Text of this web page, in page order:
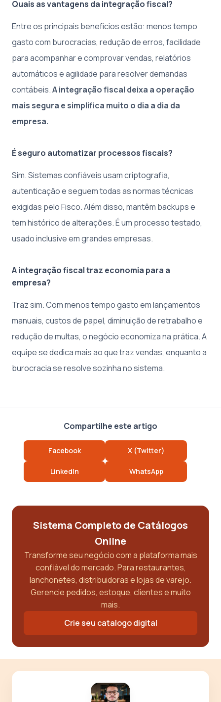
Quais as vantagens da integração fiscal?
Entre os principais benefícios estão: menos tempo
gasto com burocracias, redução de erros, facilidade
para acompanhar e comprovar vendas, relatórios
automáticos e agilidade para resolver demandas
contábeis.A integração fiscal deixa a operação
mais segura e simplifica muito o dia a dia da
empresa.
É seguro automatizar processos fiscais?
Sim. Sistemas confiáveis usam criptografia,
autenticação e seguem todas as normas técnicas
exigidas pelo Fisco. Além disso, mantêm backups e
tem histórico de alterações. É um processo testado,
usado inclusive em grandes empresas.
A integração fiscal traz economia para a
empresa?
Traz sim. Com menos tempo gasto em lançamentos
manuais, custos de papel, diminuição de retrabalho e
redução de multas, o negócio economiza na prática. A
equipe se dedica mais ao que traz vendas, enquanto a
burocracia se resolve sozinha no sistema.
Compartilhe este artigo
Facebook X (Twitter)
LinkedIn WhatsApp
Sistema Completo de Catálogos
Online
Transforme seu negócio com a plataforma mais
confiável do mercado. Para restaurantes,
lanchonetes, distribuidoras e lojas de varejo.
Gerencie pedidos, estoque, clientes e muito
mais.
Crie seu catalogo digital